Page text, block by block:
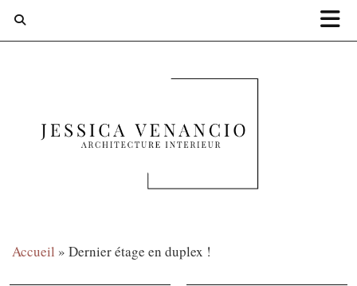
Accueil » Dernier étage en duplex !